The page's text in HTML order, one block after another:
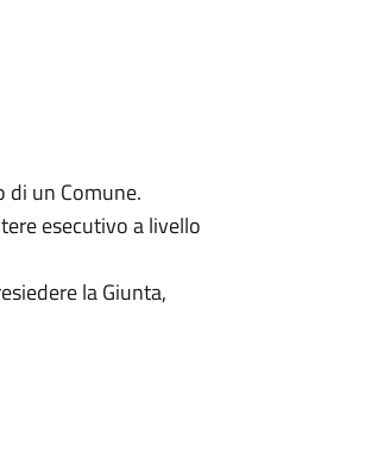
di un Comune.
esecutivo a livello
la Giunta,